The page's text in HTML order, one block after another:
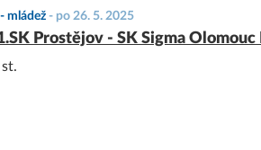
mládež - po 26. 5. 2025
Prostějov - SK Sigma Olomouc